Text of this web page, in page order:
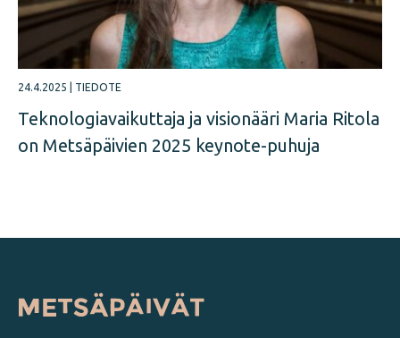
24.4.2025 TIEDOTE
Teknologiavaikuttaja ja visionääri Maria Ritola
on Metsäpäivien 2025 keynote-puhuja